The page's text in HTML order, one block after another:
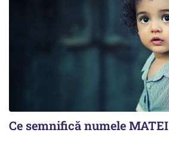
Ce semnifică numele MATEI